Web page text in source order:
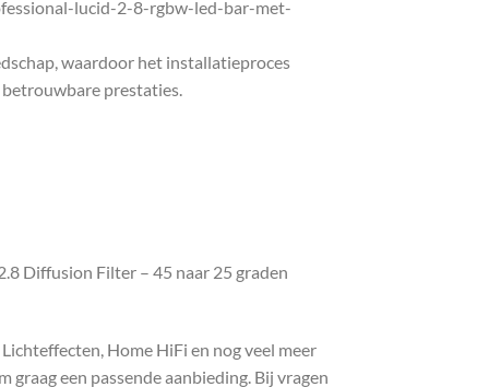
lucid-2-8-rgbw-led-bar-met-
waardoor het installatieproces
prestaties.
Diffusion Filter – 45 naar 25 graden
Home HiFi en nog veel meer
een passende aanbieding. Bij vragen